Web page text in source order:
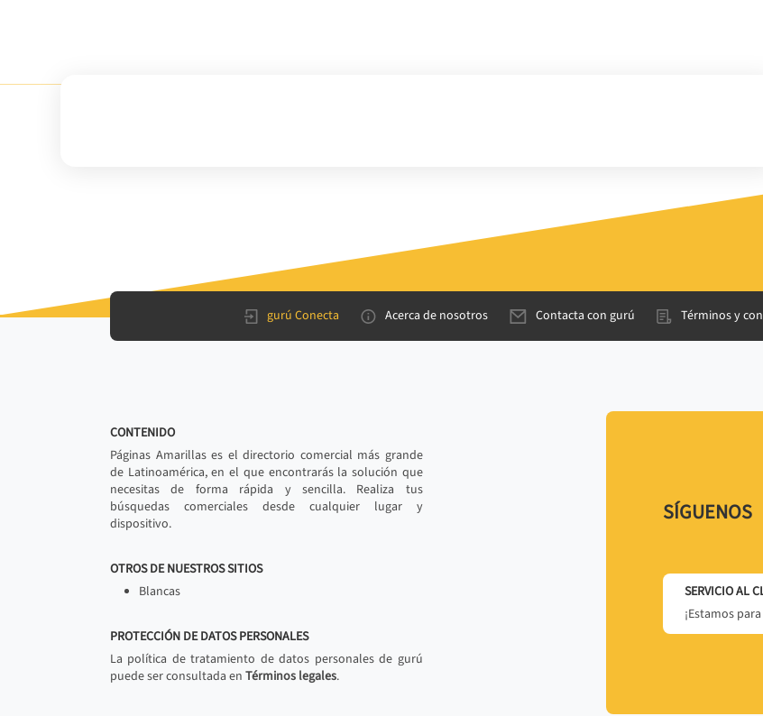
gurú Conecta Acerca de nosotros Contacta con gurú Términos y
CONTENIDO
Páginas Amarillas es el directorio comercial más grande
de Latinoamérica, en el que encontrarás la solución que
necesitas de forma rápida y sencilla. Realiza tus
búsquedas comerciales desde cualquier lugar y
dispositivo.
OTROS DE NUESTROS SITIOS
Blancas
PROTECCIÓN DE DATOS PERSONALES
La política de tratamiento de datos personales de gurú
puede ser consultada en Términos legales.
SÍGUENOS
SERVICIO AL
¡Estamos